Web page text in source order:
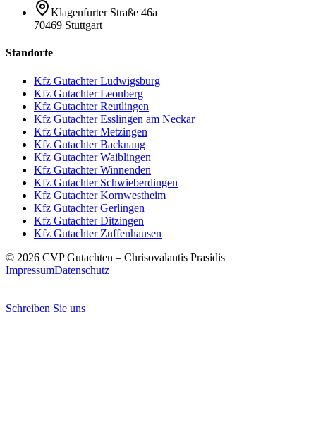
Klagenfurter Straße 46a
70469 Stuttgart
Standorte
Kfz GutachterLudwigsburg
Kfz GutachterLeonberg
Kfz GutachterReutlingen
Kfz GutachterEsslingen am Neckar
Kfz GutachterMetzingen
Kfz GutachterBacknang
Kfz GutachterWaiblingen
Kfz GutachterWinnenden
Kfz Gutachter Schwieberdingen
Kfz GutachterKornwestheim
Kfz GutachterGerlingen
Kfz GutachterDitzingen
Kfz Gutachter Zuffenhausen
© 2026 CVP Gutachten – Chrisovalantis Prasidis
ImpressumDatenschutz
Schreiben Sie uns